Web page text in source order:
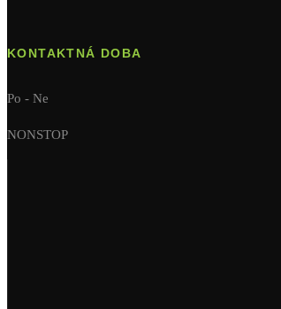
KONTAKTNÁ DOBA
Po - Ne
NONSTOP